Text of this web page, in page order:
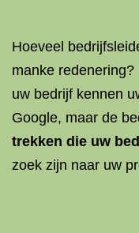
Hoeveel
manke
uw bedrijf kennen
Google, maar de
trekken die uw
zoek zijn naar uw